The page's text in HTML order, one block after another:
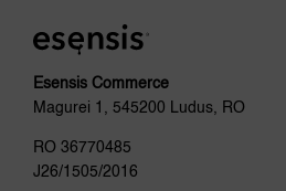
Esensis Commerce
Magurei 1, 545200 Ludus, RO
RO 36770485
J26/1505/2016